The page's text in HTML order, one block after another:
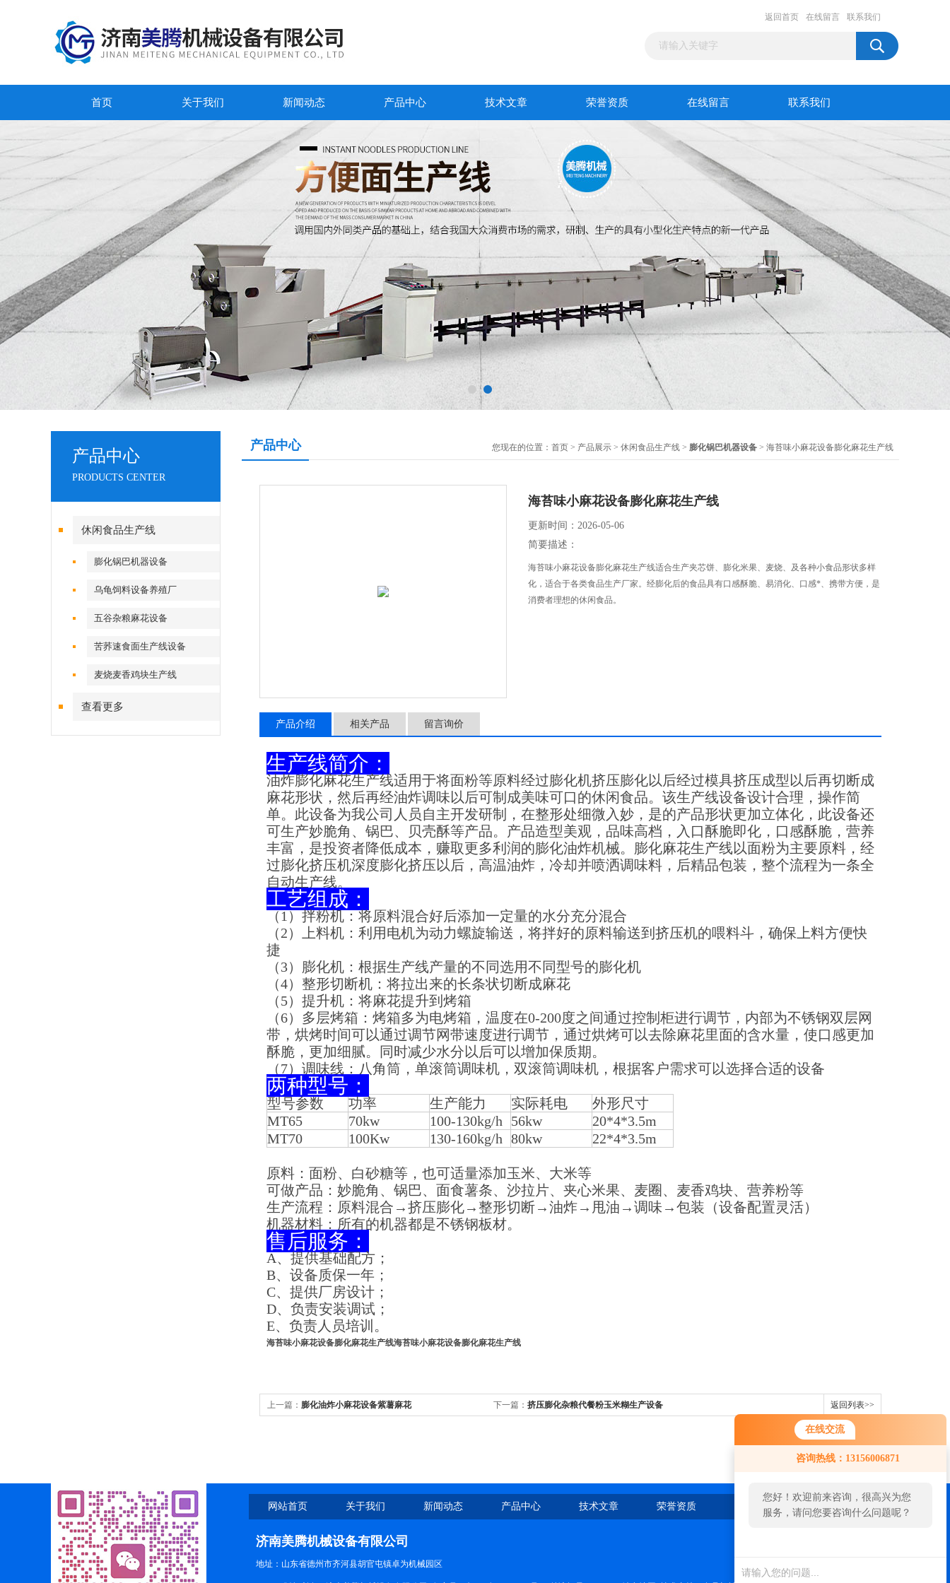
在线交流
咨询热线：13156006871
您好！欢迎前来咨询，很高兴为您
服务，请问您要咨询什么问题呢？
了需求产品，您可以直接在线与我
联系！
返回首页 在线留言 联系我们
首页 关于我们 新闻动态 产品中心 技术文章 荣誉资质 在线留言 联系我们
产品中心
PRODUCTS CENTER
休闲食品生产线
膨化锅巴机器设备
乌龟饲料设备养殖厂
五谷杂粮麻花设备
苦荞速食面生产线设备
麦烧麦香鸡块生产线
查看更多
产品中心 您现在的位置： 首页 > 产品展示 > 休闲食品生产线 > 膨化锅巴机器设备 > 海苔味小麻花设备膨化麻花生产线
海苔味小麻花设备膨化麻花生产线
更新时间：2026-05-06
简要描述：
海苔味小麻花设备膨化麻花生产线适合生产夹芯饼、膨化米果、麦烧、及各种小食品形状多样
化，适合于各类食品生产厂家。经膨化后的食品具有口感酥脆、易消化、口感*、携带方便，是
消费者理想的休闲食品。
产品介绍 相关产品 留言询价
生产线简介：
油炸膨化麻花生产线适用于将面粉等原料经过膨化机挤压膨化以后经过模具挤压成型以后再切断成
麻花形状，然后再经油炸调味以后可制成美味可口的休闲食品。 该生产线设备设计合理，操作简
单。此设备为我公司人员自主开发研制，在整形处细微入妙，是的产品形状更加立体化，此设备还
可生产妙脆角 、 锅巴、贝壳酥等产品。产品造型美观，品味高档，入口酥脆即化，口感酥脆，营养
丰富，是投资者降低成本，赚取更多利润的膨化油炸机械。 膨化麻花生产线以面粉为主要原料，经
过膨化挤压机深度膨化挤压以后，高温油炸，冷却并喷洒调味料，后精品包装，整个流程为一条全
自动生产线。
工艺组成：
（1）拌粉机：将原料混合好后添加一定量的水分充分混合
（2）上料机：利用电机为动力螺旋输送，将拌好的原料输送到挤压机的喂料斗，确保上料方便快
捷
（3）膨化机：根据生产线产量的不同选用不同型号的膨化机
（4）整形切断机：将拉出来的长条状切断成麻花
（5）提升机：将麻花提升到烤箱
（6）多层烤箱：烤箱多为电烤箱，温度在0-200度之间通过控制柜进行调节，内部为不锈钢双层网
带，烘烤时间可以通过调节网带速度进行调节，通过烘烤可以去除麻花里面的含水量，使口感更加
酥脆，更加细腻。同时减少水分以后可以增加保质期。
（7）调味线：八角筒，单滚筒调味机，双滚筒调味机，根据客户需求可以选择合适的设备
两种型号：
型号参数 功率 生产能力 实际耗电
外形尺寸
MT65
70kw 100-130kg/h 56kw
20*4*3.5m
MT70
100Kw 130-160kg/h 80kw 22*4*3.5m
原料： 面粉、白砂糖等，也可适量添加玉米、大米等
可做产品 ： 妙脆角 、 锅巴、面食薯条、沙拉片、夹心米果、麦圈、麦香鸡块、营养粉等
生产流程 ：原料混合 →挤压膨化→整形切断→油炸→甩油→调味→包装（设备配置灵活）
机器材料 ： 所有的机器都是不锈钢板材。
售后服务：
A、提供基础配方；
B、设备质保一年；
C、提供厂房设计；
D、负责安装调试；
E、负责人员培训。
海苔味小麻花设备膨化麻花生产线海苔味小麻花设备膨化麻花生产线
上一篇： 膨化油炸小麻花设备紫薯麻花 下一篇： 挤压膨化杂粮代餐粉玉米糊生产设备 返回列表>>
网站首页 关于我们 新闻动态 产品中心 技术文章 荣誉资质 在线留言 联系我们
济南美腾机械设备有限公司
地址：山东省德州市齐河县胡官屯镇卓为机械园区